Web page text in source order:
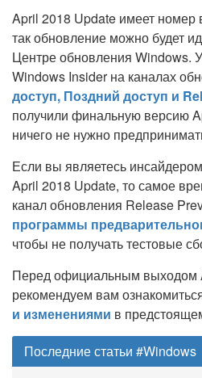
April 2018 Update имеет номер
так обновление можно будет
Центре обновления Windows.
Windows Insider на каналах
доступ, Поздний доступ и
получили финальную версию
ничего не нужно
Если вы являетесь
April 2018 Update, то самое
канал обновления Release
программы
чтобы не получать тестовые
Перед официальным выходом
рекомендуем вам
и изменениями в
Последние статьи #Windows